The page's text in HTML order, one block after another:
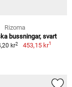
Rizoma
bussningar, svart
kr2 453,15 kr1